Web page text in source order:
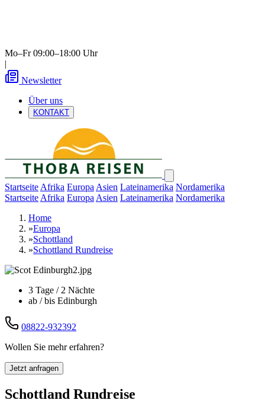
Mo–Fr 09:00–18:00 Uhr
|
Newsletter
Über uns
KONTAKT
Startseite Afrika Europa Asien Lateinamerika Nordamerika
Startseite Afrika Europa Asien Lateinamerika Nordamerika
Home
»Europa
»Schottland
»Schottland Rundreise
3 Tage / 2 Nächte
ab / bis Edinburgh
08822-932392
Wollen Sie mehr erfahren?
Jetzt anfragen
Schottland Rundreise